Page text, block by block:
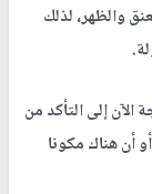
والظهر، لذلك
إلى التأكد من
أن هناك مكونا